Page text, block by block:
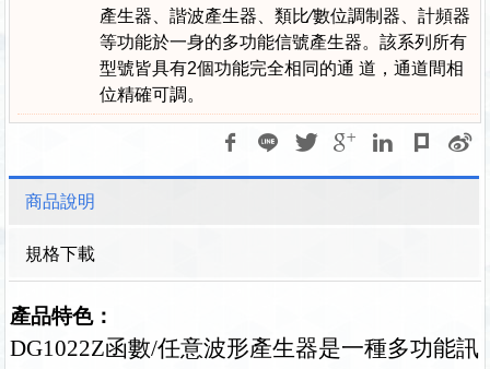
產生器、諧波產生器、類比∕數位調制器、計頻器
等功能於一身的多功能信號產生器。該系列所有
型號皆具有2個功能完全相同的通 道，通道間相
位精確可調。
商品說明
規格下載
產品特色：
DG1022Z函數/任意波形產生器是一種多功能訊